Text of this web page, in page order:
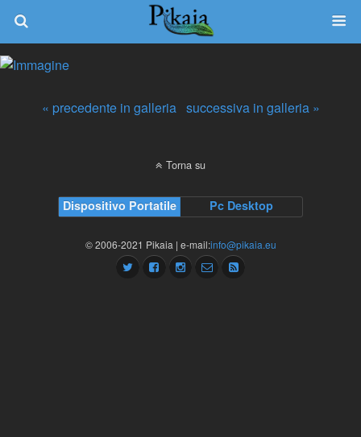
« precedente in galleria successiva in galleria »
Torna su
Dispositivo Portatile Pc Desktop
© 2006-2021 Pikaia | e-mail:info@pikaia.eu